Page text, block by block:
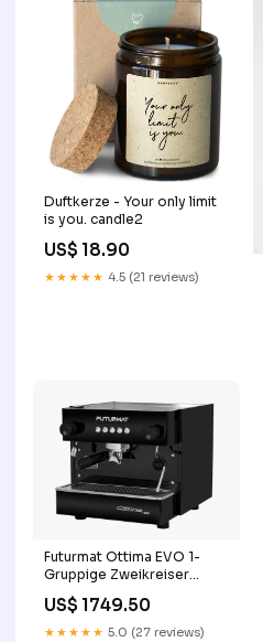
Duftkerze - Your only limit
is you. candle2
US$ 18.90
★★★★★ 4.5 (21 reviews)
Futurmat Ottima EVO 1-
Gruppige Zweikreiser
Siebträgermaschine
professional inklusive
Garantie Farbe:Schwarz
US$ 1749.50
★★★★★ 5.0 (27 reviews)